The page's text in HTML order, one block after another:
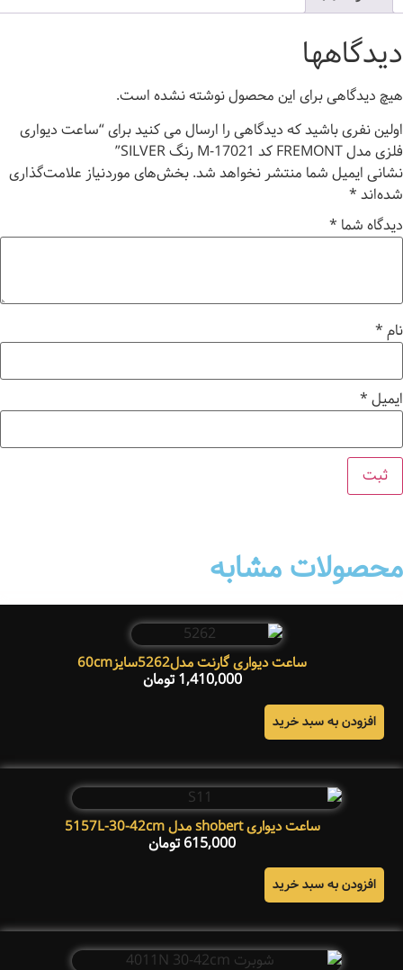
دیدگاهها
هیچ دیدگاهی برای این محصول نوشته نشده است.
اولین نفری باشید که دیدگاهی را ارسال می کنید برای “ساعت دیواری
فلزی مدل FREMONT کد M-17021 رنگ SILVER”
نشانی ایمیل شما منتشر نخواهد شد. بخش‌های موردنیاز علامت‌گذاری
شده‌اند *
دیدگاه شما *
نام *
ایمیل *
محصولات مشابه
ساعت دیواری گارنت مدل5262سایز60cm
1,410,000 تومان
افزودن به سبد خرید
ساعت دیواری shobert مدل 5157L-30-42cm
615,000 تومان
افزودن به سبد خرید